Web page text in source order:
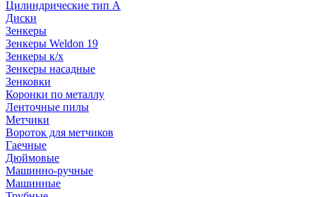
Цилиндрические тип А
Диски
Зенкеры
Зенкеры Weldon 19
Зенкеры к/х
Зенкеры насадные
Зенковки
Коронки по металлу
Ленточные пилы
Метчики
Вороток для метчиков
Гаечные
Дюймовые
Машинно-ручные
Машинные